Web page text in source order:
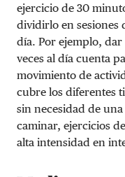
ejercicio de 30
dividirlo en sesiones
día. Por ejemplo, dar
veces al día cuenta
movimiento de
cubre los diferentes
sin necesidad de
caminar, ejercicios
alta intensidad en